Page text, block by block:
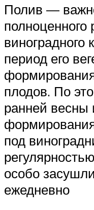
Полив —
полноценного
виноградного
период его
плодов. По
ранней весны
под
особо
ежедневно